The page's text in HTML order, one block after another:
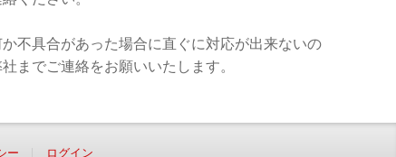
不具合があった場合に直ぐに対応が出来ないの
までご連絡をお願いいたします。
ー ログイン